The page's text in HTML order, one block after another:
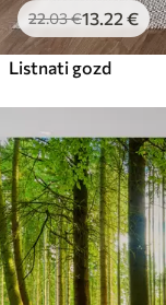
22.03€13 .22 €
Listnati gozd